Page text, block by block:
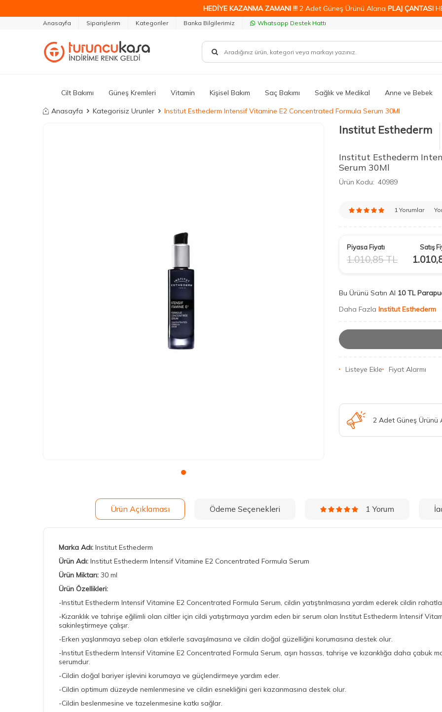
HEDİYE KAZANMA ZAMANI !!! 2 Adet Güneş Ürünü Alana PLAJ ÇANTASI
Anasayfa Siparişlerim Kategoriler Banka Bilgilerimiz Whatsapp Destek Hattı
Cilt Bakımı Güneş Kremleri Vitamin Kişisel Bakım Saç Bakımı Sağlık ve Medikal Anne ve Bebek
Anasayfa Kategorisiz Urunler Institut Esthederm Intensif Vitamine E2 Concentrated Formula Serum 30Ml
Institut Esthederm
Institut Esthederm
Serum 30Ml
Ürün Kodu: 40989
1 Yorumlar
Piyasa Fiyatı
1.010,85TL
Satış
Bu Ürünü Satın Al 10 TL
Daha Fazla Institut Esthederm
Listeye Ekle Fiyat Alarmı
2 Adet Güneş Ürünü
Ürün Açıklaması Ödeme Seçenekleri 1 Yorum
Marka Adı: Institut Esthederm
Ürün Adı: Institut Esthederm Intensif Vitamine E2 Concentrated Formula Serum
Ürün Miktarı: 30 ml
Ürün Özellikleri:
-Institut Esthederm Intensif Vitamine E2 Concentrated Formula Serum, cildin yatıştırılmasına yardım ederek cildin
-Kızarıklık ve tahrişe eğilimli olan ciltler için cildi yatıştırmaya yardım eden bir serum olan Institut Esthederm Intensif
sakinleştirmeye çalışır.
-Erken yaşlanmaya sebep olan etkilerle savaşılmasına ve cildin doğal güzelliğini korumasına destek olur.
-Institut Esthederm Intensif Vitamine E2 Concentrated Formula Serum, aşırı hassas, tahrişe ve kızarıklığa daha çabuk
serumdur.
-Cildin doğal bariyer işlevini korumaya ve güçlendirmeye yardım eder.
-Cildin optimum düzeyde nemlenmesine ve cildin esnekliğini geri kazanmasına destek olur.
-Cildin beslenmesine ve tazelenmesine katkı sağlar.